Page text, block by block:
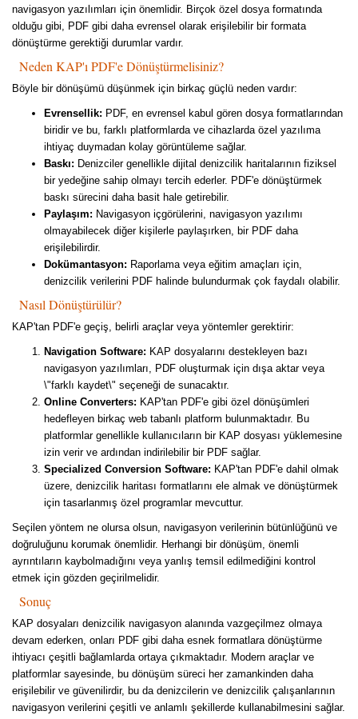
navigasyon yazılımları için önemlidir. Birçok özel dosya formatında
olduğu gibi, PDF gibi daha evrensel olarak erişilebilir bir formata
dönüştürme gerektiği durumlar vardır.
Neden KAP'ı PDF'e Dönüştürmelisiniz?
Böyle bir dönüşümü düşünmek için birkaç güçlü neden vardır:
Evrensellik: PDF, en evrensel kabul gören dosya formatlarından
biridir ve bu, farklı platformlarda ve cihazlarda özel yazılıma
ihtiyaç duymadan kolay görüntüleme sağlar.
Baskı: Denizciler genellikle dijital denizcilik haritalarının fiziksel
bir yedeğine sahip olmayı tercih ederler. PDF'e dönüştürmek
baskı sürecini daha basit hale getirebilir.
Paylaşım: Navigasyon içgörülerini, navigasyon yazılımı
olmayabilecek diğer kişilerle paylaşırken, bir PDF daha
erişilebilirdir.
Dokümantasyon: Raporlama veya eğitim amaçları için,
denizcilik verilerini PDF halinde bulundurmak çok faydalı olabilir.
Nasıl Dönüştürülür?
KAP'tan PDF'e geçiş, belirli araçlar veya yöntemler gerektirir:
Navigation Software: KAP dosyalarını destekleyen bazı
navigasyon yazılımları, PDF oluşturmak için dışa aktar veya
\"farklı kaydet\" seçeneği de sunacaktır.
Online Converters: KAP'tan PDF'e gibi özel dönüşümleri
hedefleyen birkaç web tabanlı platform bulunmaktadır. Bu
platformlar genellikle kullanıcıların bir KAP dosyası yüklemesine
izin verir ve ardından indirilebilir bir PDF sağlar.
Specialized Conversion Software: KAP'tan PDF'e dahil olmak
üzere, denizcilik haritası formatlarını ele almak ve dönüştürmek
için tasarlanmış özel programlar mevcuttur.
Seçilen yöntem ne olursa olsun, navigasyon verilerinin bütünlüğünü ve
doğruluğunu korumak önemlidir. Herhangi bir dönüşüm, önemli
ayrıntıların kaybolmadığını veya yanlış temsil edilmediğini kontrol
etmek için gözden geçirilmelidir.
Sonuç
KAP dosyaları denizcilik navigasyon alanında vazgeçilmez olmaya
devam ederken, onları PDF gibi daha esnek formatlara dönüştürme
ihtiyacı çeşitli bağlamlarda ortaya çıkmaktadır. Modern araçlar ve
platformlar sayesinde, bu dönüşüm süreci her zamankinden daha
erişilebilir ve güvenilirdir, bu da denizcilerin ve denizcilik çalışanlarının
navigasyon verilerini çeşitli ve anlamlı şekillerde kullanabilmesini sağlar.